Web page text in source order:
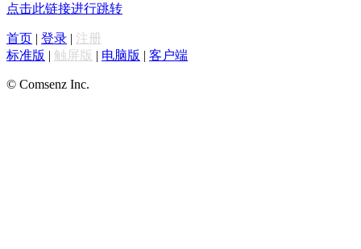
点击此链接进行跳转
首页 | 登录 | 注册
标准版 | 触屏版 | 电脑版 | 客户端
© Comsenz Inc.